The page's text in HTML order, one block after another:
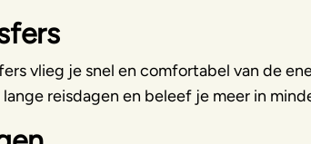
vlieg je snel en comfortabel van de
reisdagen en beleef je meer in